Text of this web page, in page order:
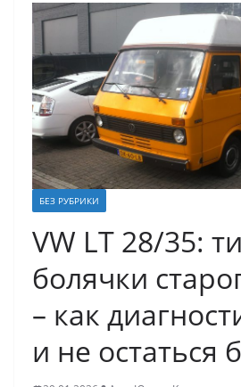
БЕЗ РУБРИКИ
VW LT 28/35:
болячки
– как
и не остаться